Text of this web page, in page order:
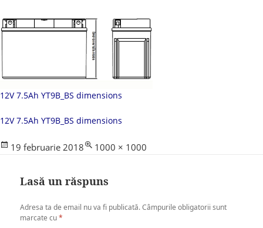
12V 7.5Ah YT9B_BS dimensions
12V 7.5Ah YT9B_BS dimensions
Posted
19 februarie 2018
Full
1000 × 1000
Lasă un răspuns
Adresa ta de email nu va fi publicată. Câmpurile obligatorii sunt
marcate cu*